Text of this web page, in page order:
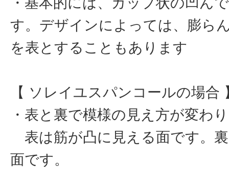
す。デザインによっては、膨ら
を表とすることもあります
【 ソレイユスパンコールの場合
・表と裏で模様の見え方が変わ
表は筋が凸に見える面です。
面です。